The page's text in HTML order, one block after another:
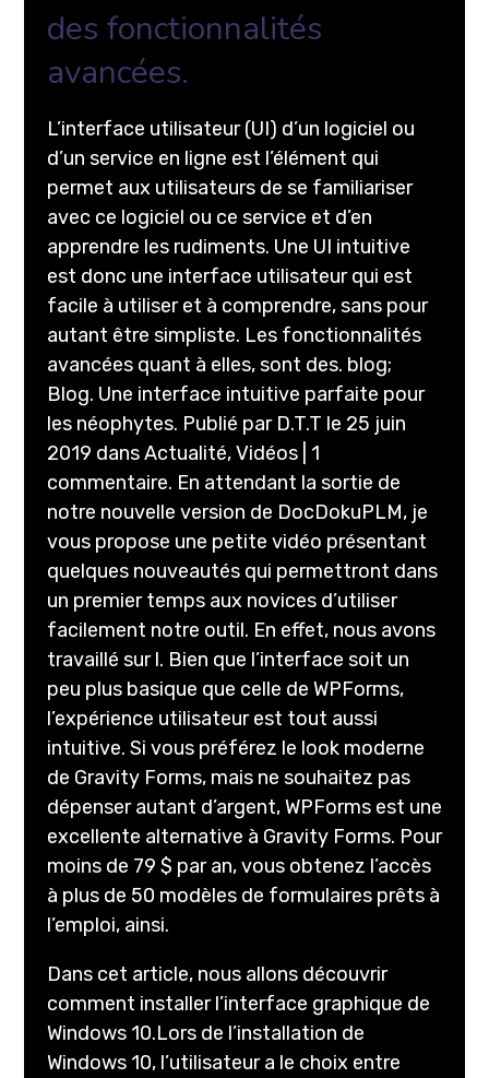
des fonctionnalités
avancées.
L’interface utilisateur (UI) d’un logiciel ou
d’un service en ligne est l’élément qui
permet aux utilisateurs de se familiariser
avec ce logiciel ou ce service et d’en
apprendre les rudiments. Une UI intuitive
est donc une interface utilisateur qui est
facile à utiliser et à comprendre, sans pour
autant être simpliste. Les fonctionnalités
avancées quant à elles, sont des. blog;
Blog. Une interface intuitive parfaite pour
les néophytes. Publié par D.T.T le 25 juin
2019 dans Actualité, Vidéos | 1
commentaire. En attendant la sortie de
notre nouvelle version de DocDokuPLM, je
vous propose une petite vidéo présentant
quelques nouveautés qui permettront dans
un premier temps aux novices d’utiliser
facilement notre outil. En effet, nous avons
travaillé sur l. Bien que l’interface soit un
peu plus basique que celle de WPForms,
l’expérience utilisateur est tout aussi
intuitive. Si vous préférez le look moderne
de Gravity Forms, mais ne souhaitez pas
dépenser autant d’argent, WPForms est une
excellente alternative à Gravity Forms. Pour
moins de 79 $ par an, vous obtenez l’accès
à plus de 50 modèles de formulaires prêts à
l’emploi, ainsi.
Dans cet article, nous allons découvrir
comment installer l’interface graphique de
Windows 10.Lors de l’installation de
Windows 10, l’utilisateur a le choix entre